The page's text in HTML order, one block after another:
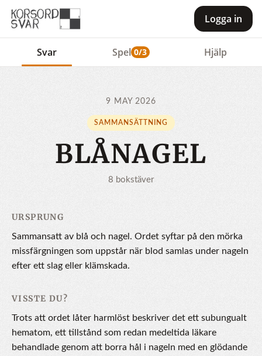
Logga in
Svar Spel 0/3 Hjälp
9 MAY 2026
SAMMANSÄTTNING
BLÅNAGEL
8 bokstäver
URSPRUNG
Sammansatt av blå och nagel. Ordet syftar på den mörka
missfärgningen som uppstår när blod samlas under nageln
efter ett slag eller klämskada.
VISSTE DU?
Trots att ordet låter harmlöst beskriver det ett subungualt
hematom, ett tillstånd som redan medeltida läkare
behandlade genom att borra hål i nageln med en glödande